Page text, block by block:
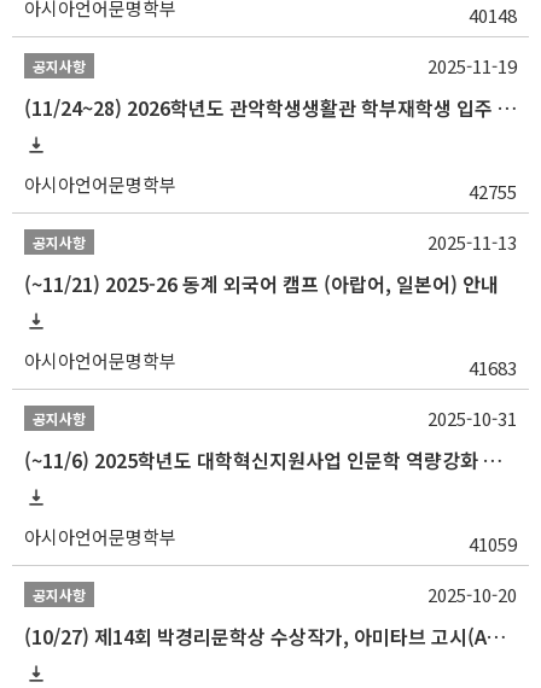
아시아언어문명학부 40148
공지사항
(11/24~28) 2026학년도 관악학생생활관 학부재학생 입주 신청 일정 안내
아시아언어문명학부 42755
2025-11-19
공지사항
(~11/21) 2025-26 동계 외국어 캠프 (아랍어, 일본어) 안내
아시아언어문명학부 41683
2025-11-13
공지사항
(~11/6) 2025학년도 대학혁신지원사업 인문학 역량강화 동계 인턴십 참가자 선발 안내
아시아언어문명학부 41059
2025-10-31
공지사항
(10/27) 제14회 박경리문학상 수상작가, 아미타브 고시(Amitav Ghosh) 강연 안내
2025-10-20